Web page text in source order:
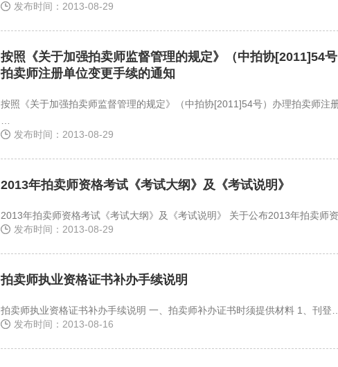
发布时间：2013-08-29
按照《关于加强拍卖师监督管理的规定》（中拍协[2011]54
拍卖师注册单位变更手续的通知
按照《关于加强拍卖师监督管理的规定》（中拍协[2011]54号）办理拍卖师注
发布时间：2013-08-29
2013年拍卖师资格考试《考试大纲》及《考试说明》
2013年拍卖师资格考试《考试大纲》及《考试说明》
发布时间：2013-08-29
拍卖师执业资格证书补办手续说明
拍卖师执业资格证书补办手续说明 一、拍卖师补办证书时须提供材料 1、刊登…
发布时间：2013-08-16